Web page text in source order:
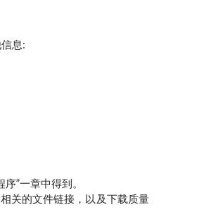
息:
”一章中得到。
关的文件链接，以及下载质量